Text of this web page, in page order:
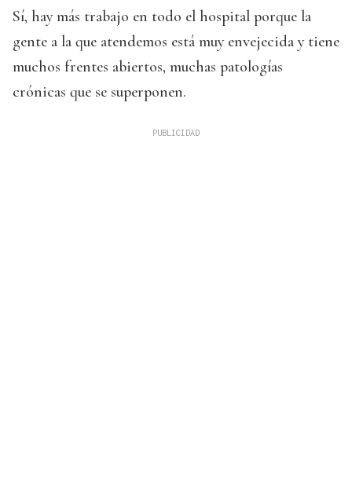
Sí, hay más trabajo en todo el hospital porque la
gente a la que atendemos está muy envejecida y tiene
muchos frentes abiertos, muchas patologías
crónicas que se superponen.